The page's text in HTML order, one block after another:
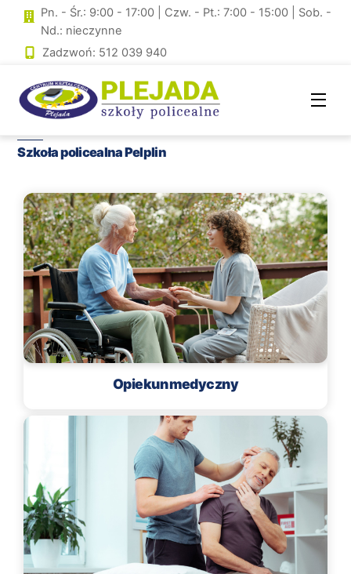
content
Pn. - Śr.: 9:00 - 17:00 | Czw. - Pt.: 7:00 - 15:00 | Sob. -
Nd.: nieczynne
Zadzwoń: 512 039 940
Szkoła policealna Pelplin
Opiekun medyczny